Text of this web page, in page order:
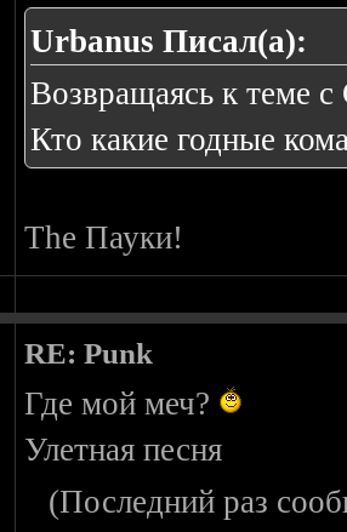
Urbanus Писал(а):
Возвращаясь к теме
Кто какие годные
The Пауки!
RE: Punk
Где мой меч?
Улетная песня
(Последний раз